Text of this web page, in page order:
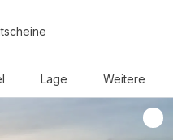
Lage Weitere